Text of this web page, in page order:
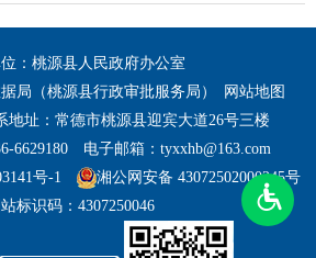
：桃源县人民政府办公室
局（桃源县行政审批服务局）
网站地图
地址：常德市桃源县迎宾大道26号三楼
6629180
电子邮箱：tyxxhb@163.com
号-1
湘公网安备 43072502000245号
标识码：4307250046